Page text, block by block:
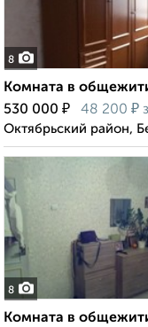
8
Комната в
530 000 ₽ 48 200 ₽
Октябрьский район,
8
Комната в